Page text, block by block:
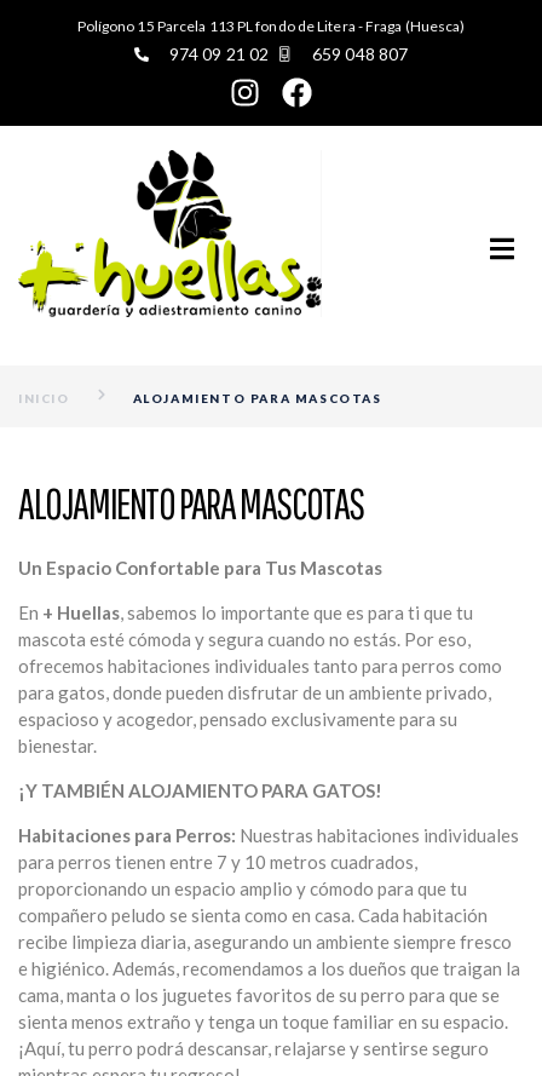
Polígono 15 Parcela 113 PL fondo de Litera - Fraga (Huesca)
974 09 21 02 659 048 807
INICIO ALOJAMIENTO PARA MASCOTAS
ALOJAMIENTO PARA MASCOTAS
Un Espacio Confortable para Tus Mascotas
En + Huellas, sabemos lo importante que es para ti que tu
mascota esté cómoda y segura cuando no estás. Por eso,
ofrecemos habitaciones individuales tanto para perros como
para gatos, donde pueden disfrutar de un ambiente privado,
espacioso y acogedor, pensado exclusivamente para su
bienestar.
¡Y TAMBIÉN ALOJAMIENTO PARA GATOS!
Habitaciones para Perros: Nuestras habitaciones individuales
para perros tienen entre 7 y 10 metros cuadrados,
proporcionando un espacio amplio y cómodo para que tu
compañero peludo se sienta como en casa. Cada habitación
recibe limpieza diaria, asegurando un ambiente siempre fresco
e higiénico. Además, recomendamos a los dueños que traigan la
cama, manta o los juguetes favoritos de su perro para que se
sienta menos extraño y tenga un toque familiar en su espacio.
¡Aquí, tu perro podrá descansar, relajarse y sentirse seguro